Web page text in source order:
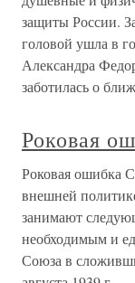
защиты России.
головой ушла в
Александра
заботилась о
Роковая
Роковая ошибка
внешней
занимают
необходимым и
Союза в